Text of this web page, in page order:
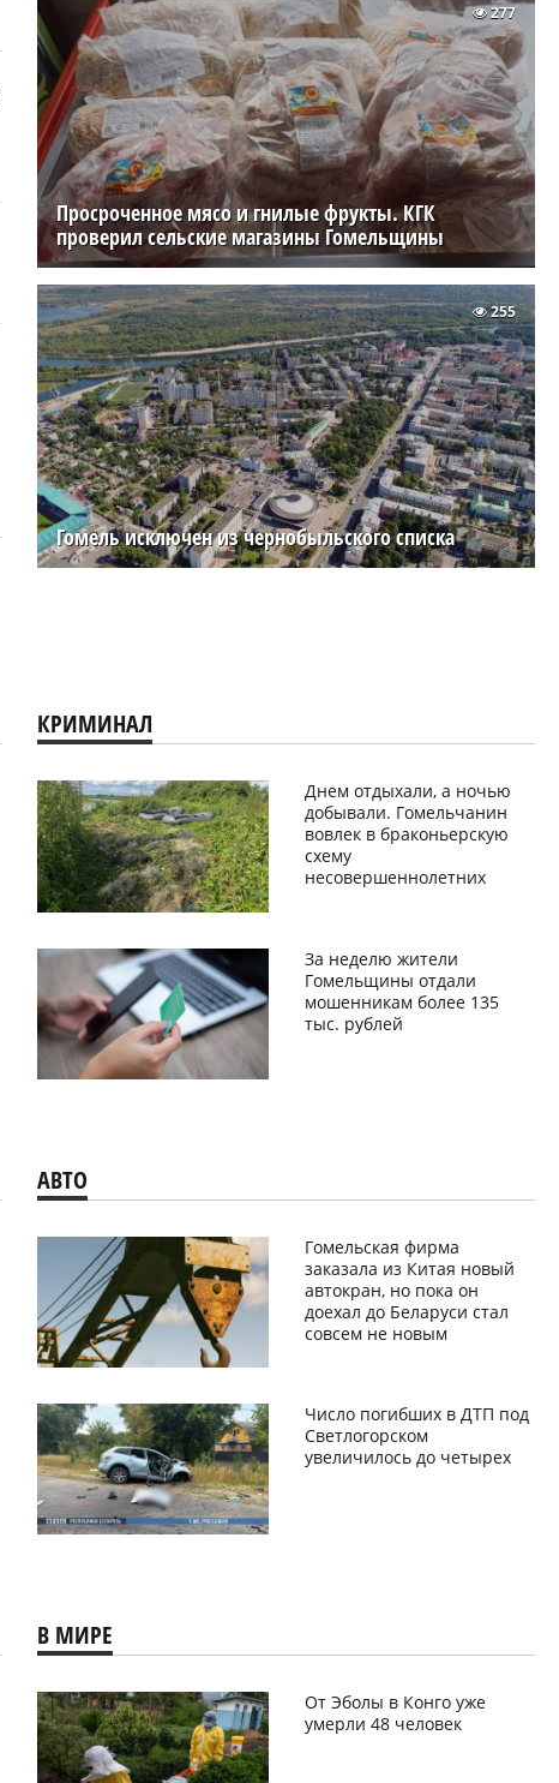
Просроченное мясо и гнилые фрукты. КГК
проверил сельские магазины Гомельщины
277
Гомель исключен из чернобыльского списка
255
КРИМИНАЛ
Днем отдыхали, а ночью
добывали. Гомельчанин
вовлек в браконьерскую
схему
несовершеннолетних
За неделю жители
Гомельщины отдали
мошенникам более 135
тыс. рублей
АВТО
Гомельская фирма
заказала из Китая новый
автокран, но пока он
доехал до Беларуси стал
совсем не новым
Число погибших в ДТП под
Светлогорском
увеличилось до четырех
В МИРЕ
От Эболы в Конго уже
умерли 48 человек